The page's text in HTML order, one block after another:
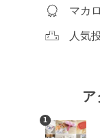
マカ
人気
1